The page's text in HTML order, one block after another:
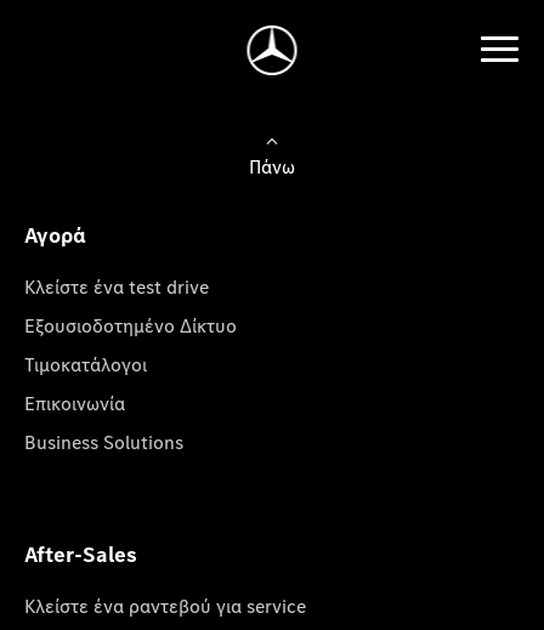
Πάνω
Αγορά
Κλείστε ένα test drive
Εξουσιοδοτημένο Δίκτυο
Τιμοκατάλογοι
Επικοινωνία
Business Solutions
After-Sales
Κλείστε ένα ραντεβού για service